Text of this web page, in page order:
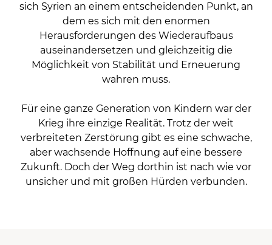
sich Syrien an einem entscheidenden Punkt, an
dem es sich mit den enormen
Herausforderungen des Wiederaufbaus
auseinandersetzen und gleichzeitig die
Möglichkeit von Stabilität und Erneuerung
wahren muss.
Für eine ganze Generation von Kindern war der
Krieg ihre einzige Realität. Trotz der weit
verbreiteten Zerstörung gibt es eine schwache,
aber wachsende Hoffnung auf eine bessere
Zukunft. Doch der Weg dorthin ist nach wie vor
unsicher und mit großen Hürden verbunden.